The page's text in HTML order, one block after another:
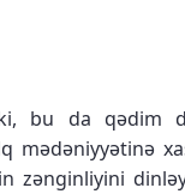
ki, bu da qədim
mədəniyyətinə
zənginliyini